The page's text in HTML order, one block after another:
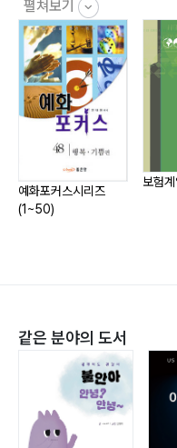
사도 두렵지 않은 진정
다.
2. 관계사 what
3. 복합관계사
4. 관계부사의 쓰임
5. 관계대명사와 관계
CH.5 수동태
Unit.2 동사야 물럿거라!
1-4 과거 vs 현재완료
1-5 과거완료시제의 쓰
1-6 과거 vs 과거완료
1-7 미래 vs 미래완료
1-8 시제일치
펼쳐보기
예화포커스시리즈
(1~50)
보험계
같은 분야의 도서